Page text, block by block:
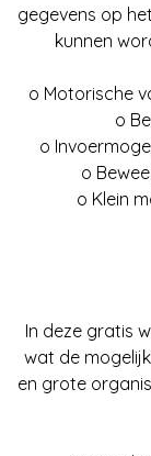
gegevens op
kunnen
o Motorische
o
o
o
o Klein
In deze gratis
wat de
en grote